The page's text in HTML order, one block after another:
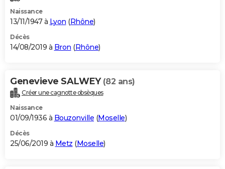
Naissance
13/11/1947 à Lyon (Rhône)
Décès
14/08/2019 à Bron (Rhône)
Genevieve SALWEY (82 ans)
Créer une cagnotte obsèques
Naissance
01/09/1936 à Bouzonville (Moselle)
Décès
25/06/2019 à Metz (Moselle)